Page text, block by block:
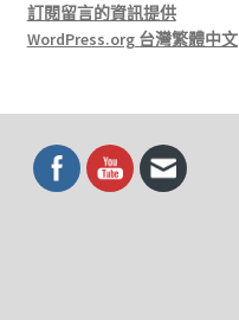
訂閱留言的資訊提供
WordPress.org 台灣繁體中文